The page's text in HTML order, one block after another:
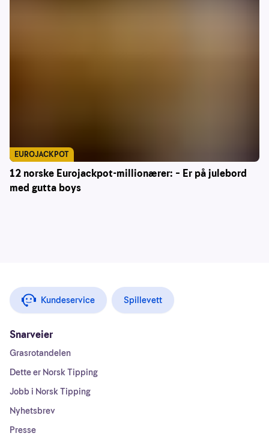
12 norske Eurojackpot-millionærer: – Er på julebord
med gutta boys
EUROJACKPOT
Kundeservice Spillevett
Snarveier
Grasrotandelen
Dette er Norsk Tipping
Jobb i Norsk Tipping
Nyhetsbrev
Presse